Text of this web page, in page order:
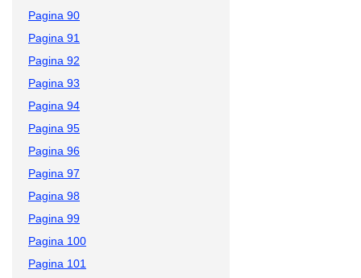
Pagina 90
Pagina 91
Pagina 92
Pagina 93
Pagina 94
Pagina 95
Pagina 96
Pagina 97
Pagina 98
Pagina 99
Pagina 100
Pagina 101